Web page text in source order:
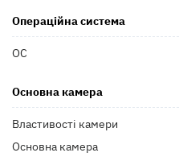
Операційна система
ОС
Основна камера
Властивості камери
Основна камера